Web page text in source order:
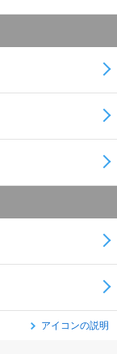
アイコンの説明